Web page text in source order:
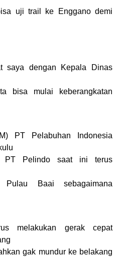
uji trail ke Enggano demi
saya dengan Kepala Dinas
bisa mulai keberangkatan
PT Pelabuhan Indonesia
PT Pelindo saat ini terus
Pulau Baai sebagaimana
melakukan gerak cepat
gak mundur ke belakang